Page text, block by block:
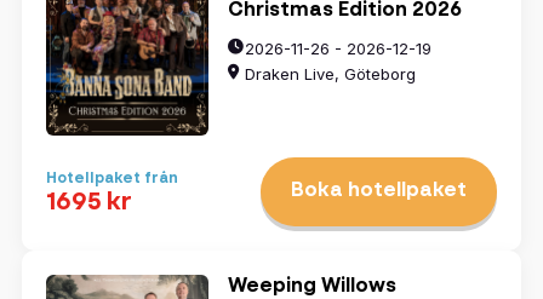
Christmas Edition 2026
2026-11-26 - 2026-12-19
Draken Live, Göteborg
Hotellpaket från
1695 kr Boka hotellpaket
Weeping Willows